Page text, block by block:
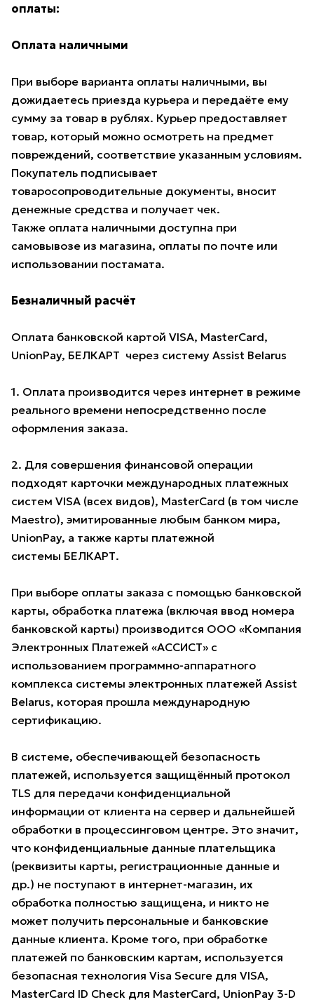
оплаты:
Оплата наличными
При выборе варианта оплаты наличными, вы
дожидаетесь приезда курьера и передаёте ему
сумму за товар в рублях. Курьер предоставляет
товар, который можно осмотреть на предмет
повреждений, соответствие указанным условиям.
Покупатель подписывает
товаросопроводительные документы, вносит
денежные средства и получает чек.
Также оплата наличными доступна при
самовывозе из магазина, оплаты по почте или
использовании постамата.
Безналичный расчёт
Оплата банковской картой VISA, MasterCard,
UnionPay, БЕЛКАРТ через систему Assist Belarus
1. Оплата производится через интернет в режиме
реального времени непосредственно после
оформления заказа.
2. Для совершения финансовой операции
подходят карточки международных платежных
систем VISA (всех видов), MasterCard (в том числе
Maestro), эмитированные любым банком мира,
UnionPay, а также карты платежной
системы БЕЛКАРТ.
При выборе оплаты заказа с помощью банковской
карты, обработка платежа (включая ввод номера
банковской карты) производится ООО «Компания
Электронных Платежей «АССИСТ» с
использованием программно-аппаратного
комплекса системы электронных платежей Assist
Belarus, которая прошла международную
сертификацию.
В системе, обеспечивающей безопасность
платежей, используется защищённый протокол
TLS для передачи конфиденциальной
информации от клиента на сервер и дальнейшей
обработки в процессинговом центре. Это значит,
что конфиденциальные данные плательщика
(реквизиты карты, регистрационные данные и
др.) не поступают в интернет-магазин, их
обработка полностью защищена, и никто не
может получить персональные и банковские
данные клиента. Кроме того, при обработке
платежей по банковским картам, используется
безопасная технология Visa Secure для VISA,
MasterCard ID Check для MasterCard, UnionPay 3-D